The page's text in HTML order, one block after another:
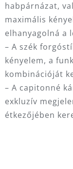
habpárnázat,
maximális
elhanyagolná a
– A szék
kényelem, a
kombinációját
– A capitonné
exkluzív
étkezőjében